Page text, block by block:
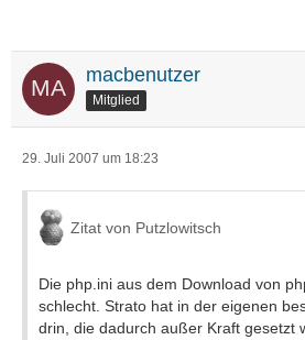
macbenutzer
Mitglied
29. Juli 2007 um 18:23
Zitat von Putzlowitsch
Die php.ini aus dem Download von
schlecht. Strato hat in der eigenen
drin, die dadurch außer Kraft gesetzt